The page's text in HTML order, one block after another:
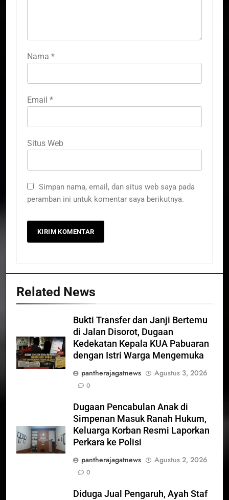
Nama *
Email *
Situs Web
Simpan nama, email, dan situs web saya pada
peramban ini untuk komentar saya berikutnya.
Related News
Bukti Transfer dan Janji Bertemu
di Jalan Disorot, Dugaan
Kedekatan Kepala KUA Pabuaran
dengan Istri Warga Mengemuka
pantherajagatnews
Agustus 3, 2026
0
Dugaan Pencabulan Anak di
Simpenan Masuk Ranah Hukum,
Keluarga Korban Resmi Laporkan
Perkara ke Polisi
pantherajagatnews
Agustus 2, 2026
0
Diduga Jual Pengaruh, Ayah Staf